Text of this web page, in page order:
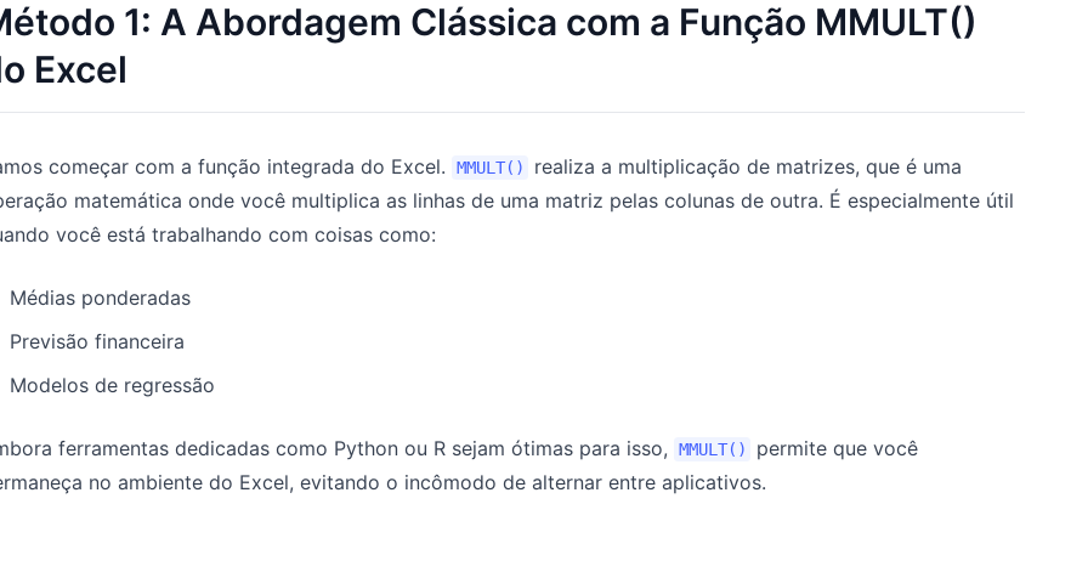
1: A Abordagem Clássica com a Função MMULT()
Excel
começar com a função integrada do Excel. MMULT()
realiza a multiplicação de matrizes, que é uma
matemática onde você multiplica as linhas de uma matriz pelas colunas de outra. É especialmente útil
você está trabalhando com coisas como:
Médias ponderadas
Previsão financeira
Modelos de regressão
ferramentas dedicadas como Python ou R sejam ótimas para isso, MMULT()
permite que você
no ambiente do Excel, evitando o incômodo de alternar entre aplicativos.